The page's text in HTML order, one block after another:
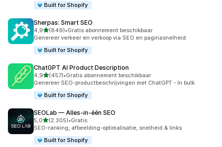
Built for Shopify
Sherpas: Smart SEO
4,9van 5 sterren
(849)
849 recensies in totaal
•Gratis abonnement beschikbaar
Genereer verkeer en verkoop via SEO en paginasnelheid.
Built for Shopify
ChatGPT AI Product Description
4,9van 5 sterren
(457)
457 recensies in totaal
•Gratis abonnement beschikbaar
Genereer SEO-productbeschrijvingen met ChatGPT - In bulk
Built for Shopify
SEOLab — Alles‑in‑één SEO
5,0van 5 sterren
(2.305)
2305 recensies in totaal
•Gratis
SEO-ranking, afbeelding-optimalisatie, snelheid & links
Built for Shopify